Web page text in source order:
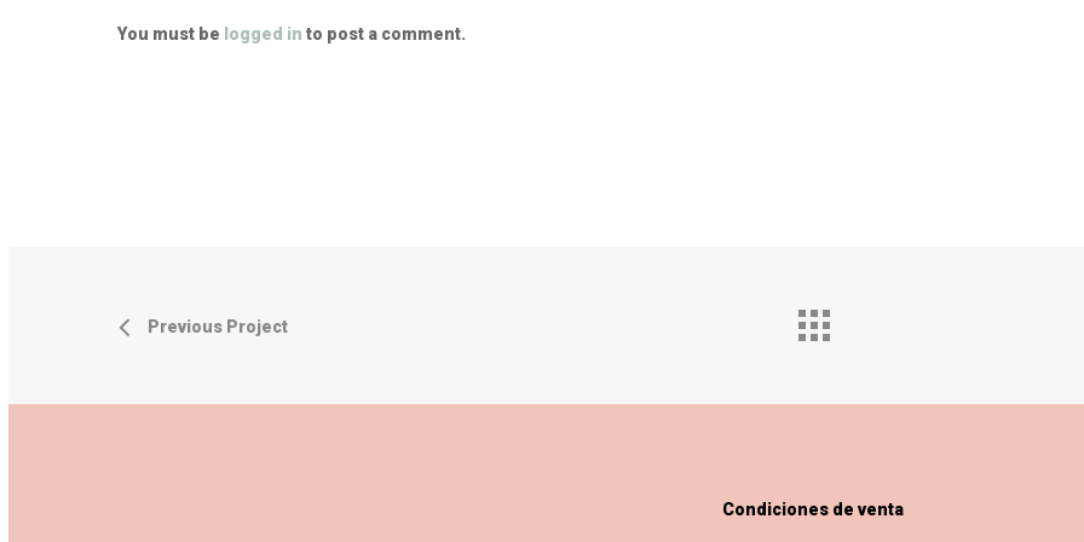
You must be logged in to post a comment.
Previous Project
Condiciones de venta